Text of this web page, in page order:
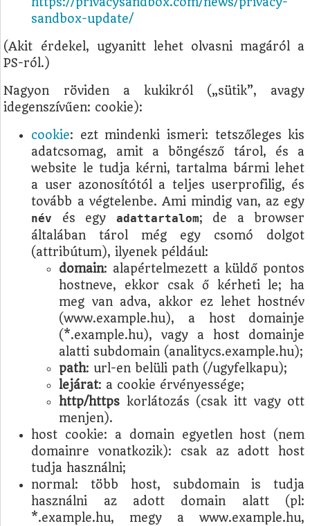
sandbox-update/
(Akit érdekel, ugyanitt lehet olvasni magáról a
PS-ról.)
Nagyon röviden a kukikról („sütik”, avagy
idegenszívűen: cookie):
cookie: ezt mindenki ismeri: tetszőleges kis
adatcsomag, amit a böngésző tárol, és a
website le tudja kérni, tartalma bármi lehet
a user azonosítótól a teljes userprofilig, és
tovább a végtelenbe. Ami mindig van, az egy
név és egy adattartalom; de a browser
általában tárol még egy csomó dolgot
(attribútum), ilyenek például:
domain: alapértelmezett a küldő pontos
hostneve, ekkor csak ő kérheti le; ha
meg van adva, akkor ez lehet hostnév
(www.example.hu), a host domainje
(*.example.hu), vagy a host domainje
alatti subdomain (analitycs.example.hu);
path: url-en belüli path (/ugyfelkapu);
lejárat: a cookie érvényessége;
http/https korlátozás (csak itt vagy ott
menjen).
host cookie: a domain egyetlen host (nem
domainre vonatkozik): csak az adott host
tudja használni;
normal: több host, subdomain is tudja
használni az adott domain alatt (pl:
*.example.hu, megy a www.example.hu,